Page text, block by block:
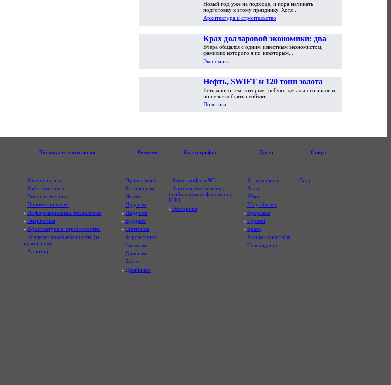
Новому году
Новый год уже на подходе, и пора начинать
подготовку к этому празднику. Хотя...
Архитектура и строительство
Крах долларовой экономики: два
пути обрушения
Вчера общался с одним известным экономистом,
фамилию которого я по некоторым...
Экономика
Нефть, SWIFT и 120 тонн золота
Есть много тем, которые требуют детального анализа,
но нельзя объять необъят...
Политика
Техника и технологии Религии Катастрофы Досуг Спорт
- Космонавтика
- Робототехника
- Военная техника
- Нанотехнологии
- Информационные технологии
- Энергетика
- Архитектура и строительство
- Пищевая промышленность (и
кулинария)
- Агромир
-Православие
-Католицизм
-Ислам
-Иудаизм
-Индуизм
-Буддизм
-Синтоизм
-Зороастризм
-Сикхизм
- Даосизм
-Бахаи
- Джайнизм
- Катастрофы и ЧС
- Аномальные явления,
необъяснимые феномены,
НЛО
- Эзотерика
- Я - женщина
- Авто
- Юмор
- Шоу-бизнес
- Здоровье
- Туризм
- Крым
- В мире животных
- Телевидение
-Спорт